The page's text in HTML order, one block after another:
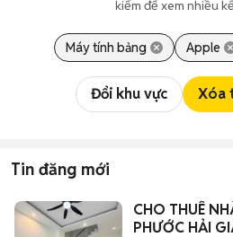
kiếm để xem nhiều
Máy tính bảng Apple
Đổi khu vực Xóa
Tin đăng mới
CHO THUÊ
PHƯỚC HẢI